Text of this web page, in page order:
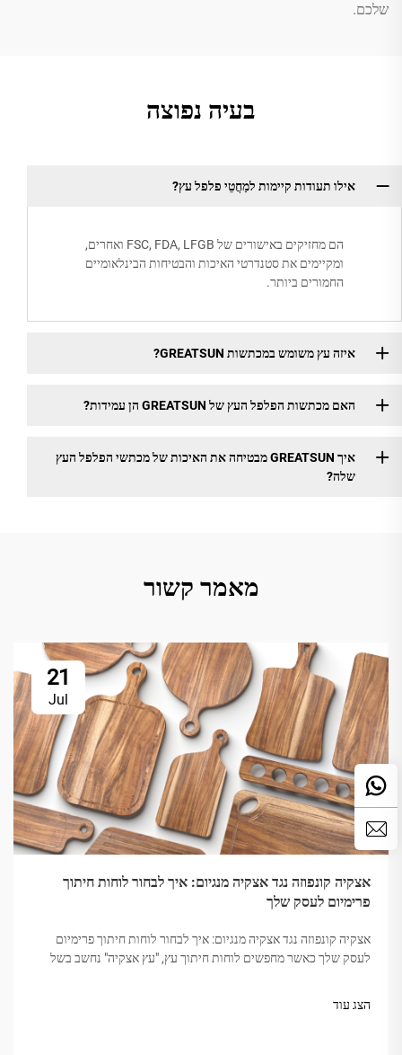
שלכם.
בעיה נפוצה
אילו תעודות קיימות למַחֲטֵי פלפל עץ?
הם מחזיקים באישורים של FSC, FDA, LFGB ואחרים,
ומקיימים את סטנדרטי האיכות והבטיחות הבינלאומיים
החמורים ביותר.
איזה עץ משומש במכתשות GREATSUN?
האם מכתשות הפלפל העץ של GREATSUN הן עמידות?
איך GREATSUN מבטיחה את האיכות של מכתשי הפלפל העץ
שלה?
מאמר קשור
21
Jul
אצקיה קונפוזה נגד אצקיה מנגיום: איך לבחור לוחות חיתוך
פרימיום לעסק שלך
אצקיה קונפוזה נגד אצקיה מנגיום: איך לבחור לוחות חיתוך פרימיום
לעסק שלך כאשר מחפשים לוחות חיתוך עץ, "עץ אצקיה" נחשב בשל
הצג עוד